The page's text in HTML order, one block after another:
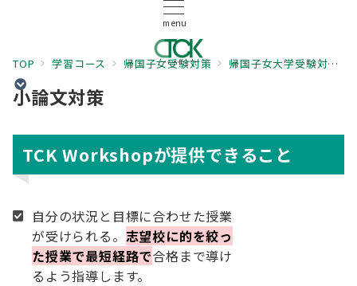
menu
TOP 学習コース 帰国子女受験対策 帰国子女大学受験対策
小論文対策
TCK Workshopが提供できること
自分の状況と目標に合わせた授業
が受けられる。 志望校に的を絞っ
た授業で最短経路で合格まで導け
るよう指導します。